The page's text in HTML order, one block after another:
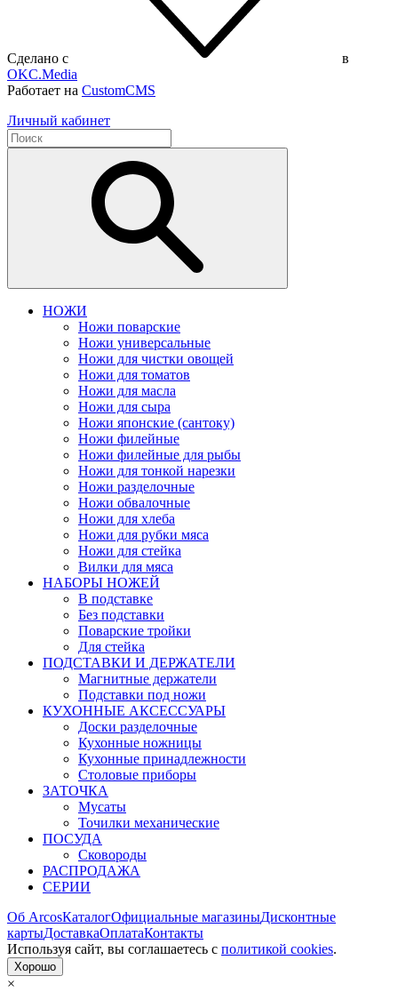
Сделано с
в
OKC.Media
Работает на CustomCMS
Личный кабинет
НОЖИ
Ножи поварские
Ножи универсальные
Ножи для чистки овощей
Ножи для томатов
Ножи для масла
Ножи для сыра
Ножи японские (сантоку)
Ножи филейные
Ножи филейные для рыбы
Ножи для тонкой нарезки
Ножи разделочные
Ножи обвалочные
Ножи для хлеба
Ножи для рубки мяса
Ножи для стейка
Вилки для мяса
НАБОРЫ НОЖЕЙ
В подставке
Без подставки
Поварские тройки
Для стейка
ПОДСТАВКИ И ДЕРЖАТЕЛИ
Магнитные держатели
Подставки под ножи
КУХОННЫЕ АКСЕССУАРЫ
Доски разделочные
Кухонные ножницы
Кухонные принадлежности
Столовые приборы
ЗАТОЧКА
Мусаты
Точилки механические
ПОСУДА
Сковороды
РАСПРОДАЖА
СЕРИИ
Об ArcosКаталогОфициальные магазиныДисконтные
картыДоставкаОплатаКонтакты
Используя сайт, вы согла­шаетесь с политикой cookies.
Хорошо
×